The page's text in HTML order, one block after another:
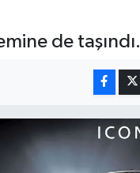
de taşındı.